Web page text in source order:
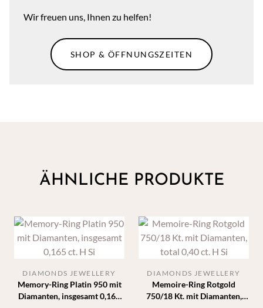
Wir freuen uns, Ihnen zu helfen!
SHOP & ÖFFNUNGSZEITEN
ÄHNLICHE PRODUKTE
Memory-Ring Platin 950 mit
Diamanten, insgesamt 0,165
DIAMONDS JEWELLERY
Memoire-Ring Rotgold
750/18 Kt. mit Diamanten,
DIAMONDS JEWELLERY